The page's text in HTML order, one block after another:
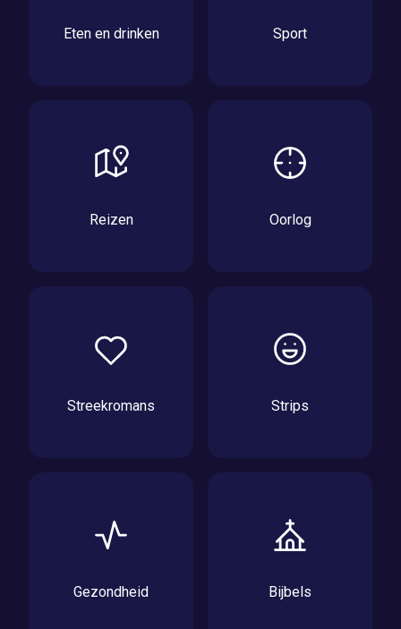
Eten en drinken Sport
Reizen Oorlog
Streekromans Strips
Gezondheid Bijbels